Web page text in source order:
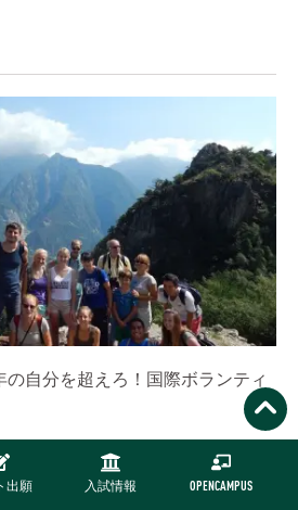
出願 入試情報 OPENCAMPUS
の自分を超えろ！国際ボランティ
ンティアプロジェクト」とは 夏期休
パまたはアジア、北米にて世界中から